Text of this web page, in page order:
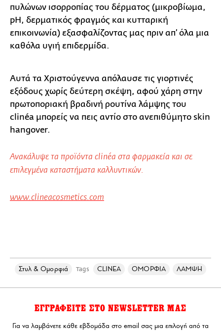
πυλώνων ισορροπίας του δέρματος (μικροβίωμα,
pH, δερματικός φραγμός και κυτταρική
επικοινωνία) εξασφαλίζοντας μας πριν απ’ όλα μια
καθόλα υγιή επιδερμίδα.
Αυτά τα Χριστούγεννα απόλαυσε τις γιορτινές
εξόδους χωρίς δεύτερη σκέψη, αφού χάρη στην
πρωτοποριακή βραδινή ρουτίνα λάμψης του
clinéa μπορείς να πεις αντίο στο ανεπιθύμητο skin
hangover.
Ανακάλυψε τα προϊόντα clinéa στα φαρμακεία και σε
επιλεγμένα καταστήματα καλλυντικών.
www.clineacosmetics.com
Στυλ & Ομορφιά Tags CLINEA ΟΜΟΡΦΙΑ ΛΑΜΨΗ
ΕΓΓΡΑΦΕΙΤΕ ΣΤΟ NEWSLETTER ΜΑΣ
Για να λαμβάνετε κάθε εβδομάδα στο email σας μια επιλογή από τα